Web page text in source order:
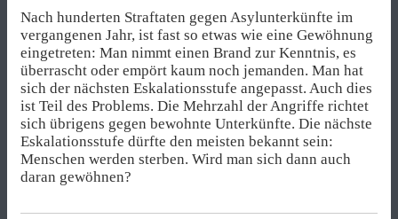
Nach hunderten Straftaten gegen Asylunterkünfte im
vergangenen Jahr, ist fast so etwas wie eine Gewöhnung
eingetreten: Man nimmt einen Brand zur Kenntnis, es
überrascht oder empört kaum noch jemanden. Man hat
sich der nächsten Eskalationsstufe angepasst. Auch dies
ist Teil des Problems. Die Mehrzahl der Angriffe richtet
sich übrigens gegen bewohnte Unterkünfte. Die nächste
Eskalationsstufe dürfte den meisten bekannt sein:
Menschen werden sterben. Wird man sich dann auch
daran gewöhnen?